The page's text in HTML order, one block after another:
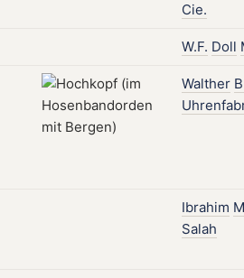
Cie.
W.F. Doll
Walther
Ibrahim
Salah